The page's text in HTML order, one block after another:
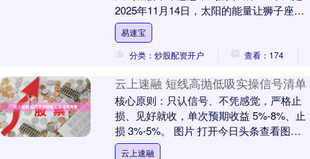
2025年11月14日，太阳的能量让狮子座充
满气场，成为团队中的可靠支柱。🎯 但别
在....
易速宝
分类：炒股配资开户
查看：174
云上速融 短线高抛低吸实操信号清单
核心原则：只认信号、不凭感觉，严格止
损、见好就收，单次预期收益 5%-8%、止
损 3%-5%。 图片 打开今日头条查看图片
详情 一、选股筛选：先选 “易操作” ....
云上速融